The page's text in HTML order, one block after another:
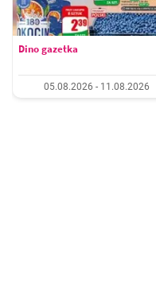
Dino gazetka
05.08.2026 - 11.08.2026